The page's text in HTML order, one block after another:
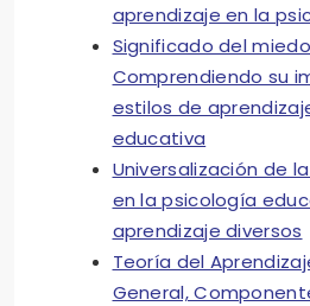
aprendizaje en la
Significado del
Comprendiendo su
estilos de
educativa
Universalización de
en la psicología
aprendizaje diversos
Teoría del
General,